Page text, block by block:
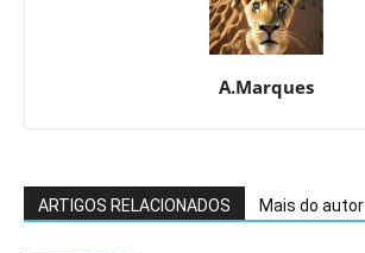
A.Marques
ARTIGOS RELACIONADOS Mais do autor